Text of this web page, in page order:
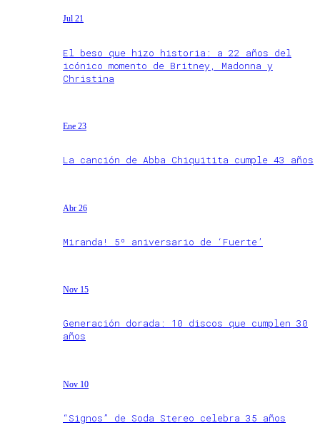
Jul 21
El beso que hizo historia: a 22 años del
icónico momento de Britney, Madonna y
Christina
Ene 23
La canción de Abba Chiquitita cumple 43 años
Abr 26
Miranda! 5º aniversario de ‘Fuerte’
Nov 15
Generación dorada: 10 discos que cumplen 30
años
Nov 10
“Signos” de Soda Stereo celebra 35 años